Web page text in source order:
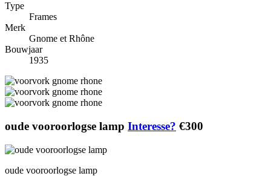
Type
Frames
Merk
Gnome et Rhône
Bouwjaar
1935
oude vooroorlogse lamp Interesse? €300
oude vooroorlogse lamp